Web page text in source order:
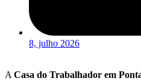
8, julho 2026
A Casa do Trabalhador em